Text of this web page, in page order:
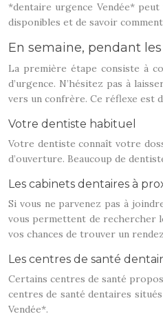
*dentaire urgence Vendée*
disponibles et de savoir
En semaine, pendant
La première étape consiste à
d’urgence. N’hésitez pas à
vers un confrère. Ce réflexe est
Votre dentiste habituel
Votre dentiste connaît votre
d’ouverture. Beaucoup de
Les cabinets dentaires à
Si vous ne parvenez pas à
vous permettent de rechercher
vos chances de trouver un
Les centres de santé
Certains centres de santé
centres de santé dentaires
Vendée*.